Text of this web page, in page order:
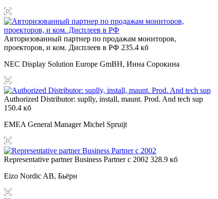
Авторизованный партнер по продажам мониторов,
проекторов, и ком. Дисплеев в РФ 235.4 кб
NEC Display Solution Europe GmBH, Инна Сорокина
Authorized Distributor: suplly, install, maunt. Prod. And tech sup
150.4 кб
EMEA General Manager Michel Spruijt
Representative partner Business Partner c 2002 328.9 кб
Eizo Nordic AB, Бьёрн